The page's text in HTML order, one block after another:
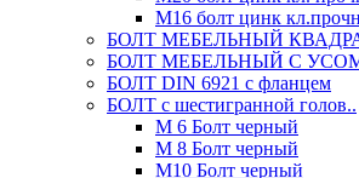
М16 болт цинк
БОЛТ МЕБЕЛЬНЫЙ
БОЛТ МЕБЕЛЬНЫЙ С
БОЛТ DIN 6921 c фланцем
БОЛТ с шестигранной голов..
М 6 Болт черный
М 8 Болт черный
М10 Болт черный